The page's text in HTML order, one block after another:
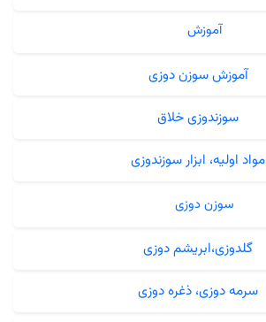
آموزش
آموزش سوزن دوزی
سوزندوزی خلاق
مواد اولیه، ابزار سوزندوزی
سوزن دوزی
گلدوزی،ابریشم دوزی
سرمه دوزی، ذغره دوزی